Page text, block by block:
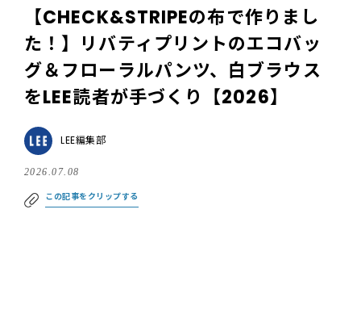
【CHECK&STRIPEの布で作りまし
た！】リバティプリントのエコバッ
グ＆フローラルパンツ、白ブラウス
をLEE読者が手づくり【2026】
LEE編集部
2026.07.08
この記事をクリップする